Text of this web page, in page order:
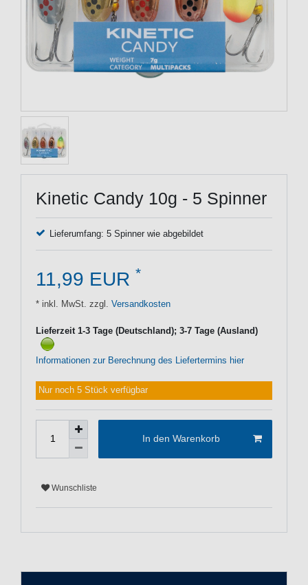
Kinetic Candy 10g - 5 Spinner
Lieferumfang: 5 Spinner wie abgebildet
11,99 EUR *
* inkl. MwSt. zzgl. Versandkosten
Lieferzeit 1-3 Tage (Deutschland); 3-7 Tage (Ausland)
Informationen zur Berechnung des Liefertermins hier
Nur noch 5 Stück verfügbar
In den Warenkorb
Wunschliste